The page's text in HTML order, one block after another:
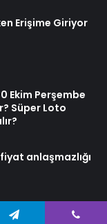
Erişime Giriyor
Ekim Perşembe
Süper Loto
anlaşmazlığı